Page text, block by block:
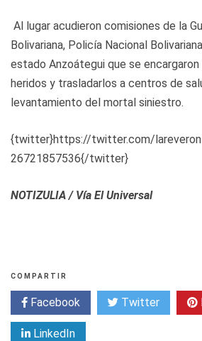
Al lugar acudieron comisiones de la
Bolivariana, Policía Nacional
estado Anzoátegui que se
heridos y trasladarlos a centros de
levantamiento del mortal siniestro.
{twitter}https://twitter.com/
26721857536{/twitter}
NOTIZULIA / Vía El Universal
COMPARTIR
Facebook Twitter
LinkedIn